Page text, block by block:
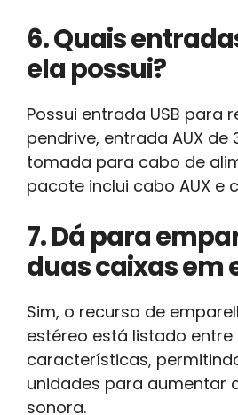
6. Quais
ela possui?
Possui entrada USB para
pendrive, entrada AUX de
tomada para cabo de
pacote inclui cabo AUX e
7. Dá para
duas caixas em
Sim, o recurso de
estéreo está listado entre
características,
unidades para aumentar
sonora.